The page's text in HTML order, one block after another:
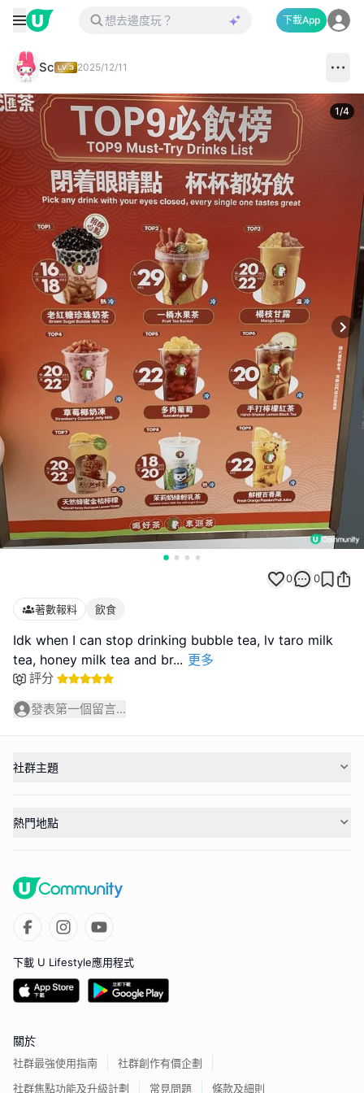
下載App
Sc 2025/12/11
1/4
0 0
著數報料 飲食
Idk when I can stop drinking bubble tea, lv taro milk
tea, honey milk tea and br... 更多
評分
發表第一個留言...
社群主題
熱門地點
下載 U Lifestyle應用程式
關於
社群最強使用指南
社群創作有價企劃
社群焦點功能及升級計劃
常見問題 條款及細則